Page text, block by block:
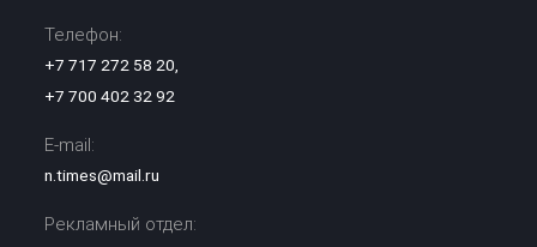
Телефон:
+7 717 272 58 20
+7 700 402 32 92
E-mail:
n.times@mail.ru
Рекламный отдел: